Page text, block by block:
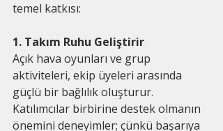
temel katkısı:
1. Takım Ruhu Geliştirir
Açık hava oyunları ve grup
aktiviteleri, ekip üyeleri arasında
güçlü bir bağlılık oluşturur.
Katılımcılar birbirine destek olmanın
önemini deneyimler; çünkü başarıya